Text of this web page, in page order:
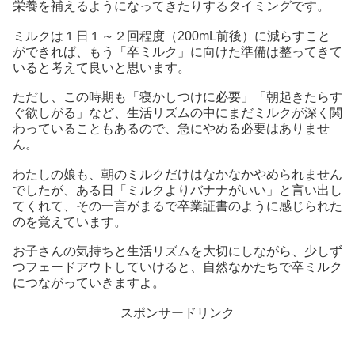
栄養を補えるようになってきたりするタイミングです。
ミルクは１日１～２回程度（200mL前後）に減らすこと
ができれば、もう「卒ミルク」に向けた準備は整ってきて
いると考えて良いと思います。
ただし、この時期も「寝かしつけに必要」「朝起きたらす
ぐ欲しがる」など、生活リズムの中にまだミルクが深く関
わっていることもあるので、急にやめる必要はありませ
ん。
わたしの娘も、朝のミルクだけはなかなかやめられません
でしたが、ある日「ミルクよりバナナがいい」と言い出し
てくれて、その一言がまるで卒業証書のように感じられた
のを覚えています。
お子さんの気持ちと生活リズムを大切にしながら、少しず
つフェードアウトしていけると、自然なかたちで卒ミルク
につながっていきますよ。
スポンサードリンク